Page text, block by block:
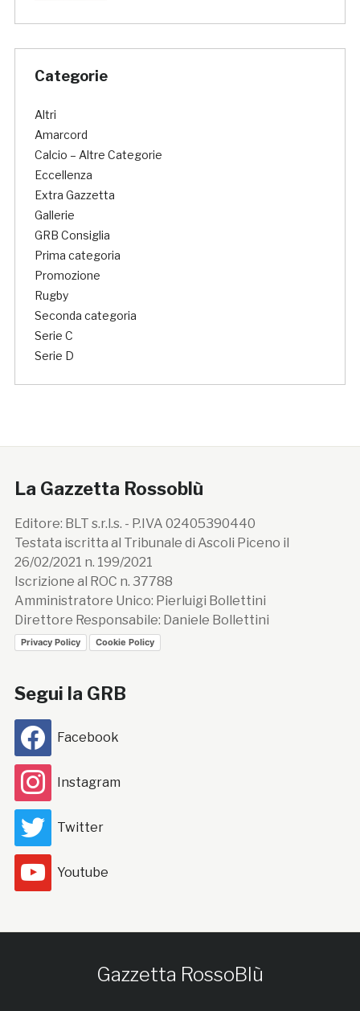
Categorie
Altri
Amarcord
Calcio – Altre Categorie
Eccellenza
Extra Gazzetta
Gallerie
GRB Consiglia
Prima categoria
Promozione
Rugby
Seconda categoria
Serie C
Serie D
La Gazzetta Rossoblù
Editore: BLT s.r.l.s. - P.IVA 02405390440
Testata iscritta al Tribunale di Ascoli Piceno il
26/02/2021 n. 199/2021
Iscrizione al ROC n. 37788
Amministratore Unico: Pierluigi Bollettini
Direttore Responsabile: Daniele Bollettini
Privacy Policy Cookie Policy
Segui la GRB
Facebook
Instagram
Twitter
Youtube
Gazzetta RossoBlù